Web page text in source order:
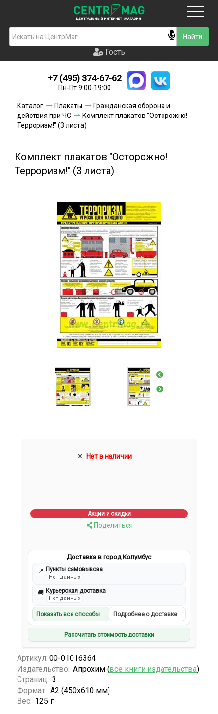
Гость
Новинки
Условия доставки
Условия оплаты
Акции и скидки
Гость
+7 (495) 374-67-62
Пн-Пт 9:00-19:00
Каталог Плакаты
Гражданская оборона и
действия при ЧС
Комплект плакатов "Осторожно!
Терроризм!" (3 листа)
Комплект плакатов "Осторожно!
Терроризм!" (3 листа)
Нет в наличии
Акции и скидки
Поделиться
Доставка в город Колумбус
📍 Пункты самовывоза
Нет данных
🚚 Курьерская доставка
Нет данных
Показать все способы Подробнее о доставке
Рассчитать стоимость доставки
Артикул: 00-01016364
Издательство: Апрохим (все книги издательства)
Страниц: 3
Формат: А2 (450x610 мм)
Вес: 125 г